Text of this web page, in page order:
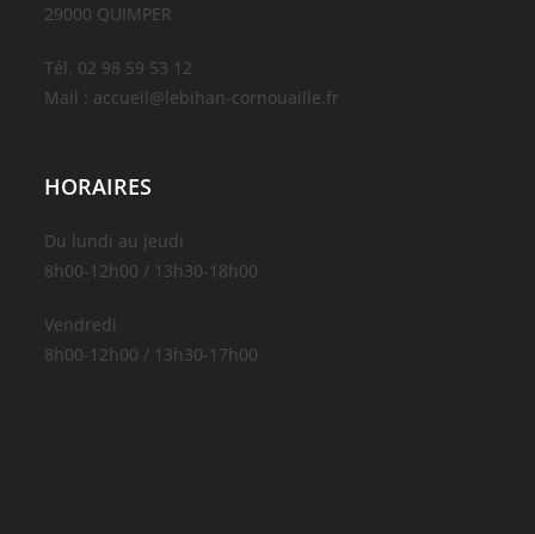
29000 QUIMPER
Tél. 02 98 59 53 12
Mail : accueil@lebihan-cornouaille.fr
HORAIRES
Du lundi au jeudi
8h00-12h00 / 13h30-18h00
Vendredi
8h00-12h00 / 13h30-17h00